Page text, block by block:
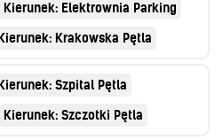
czcionek
Kierunek: Elektrownia Parking
Krakowska Pętla
Szpital Pętla
Kierunek: Szczotki Pętla